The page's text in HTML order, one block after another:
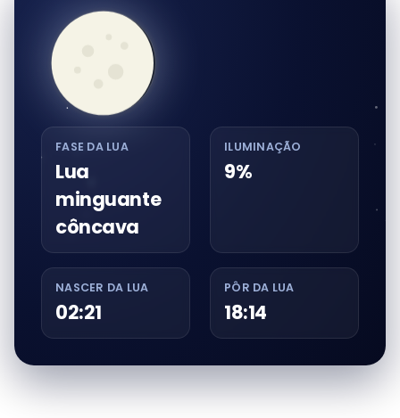
FASE DA LUA
Lua
minguante
côncava
ILUMINAÇÃO
9%
NASCER DA LUA
02:21
PÔR DA LUA
18:14